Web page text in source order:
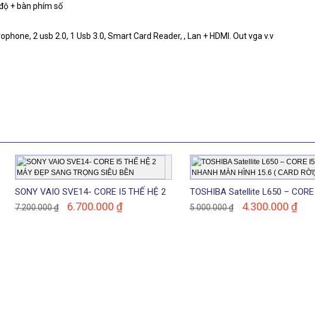
+ bàn phím số
2 usb 2.0, 1 Usb 3.0, Smart Card Reader, , Lan + HDMI. Out vga v.v
SONY VAIO SVE14- CORE I5 THẾ HỆ 2
MÁY ĐẸP SANG TRỌNG SIÊU BỀN
7.200.000₫ 6.700.000 ₫
TOSHIBA Satellite L650 – CORE
NHANH MÀN HÌNH 15.6 ( CARD
5.000.000₫ 4.300.000 ₫